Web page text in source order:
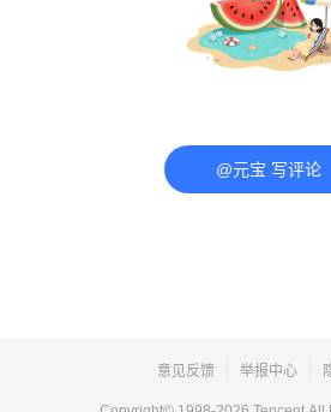
@元宝 写评论
意见反馈 举报中心